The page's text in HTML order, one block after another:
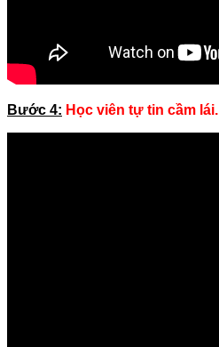
Bước 4: Học viên tự tin cầm lái.